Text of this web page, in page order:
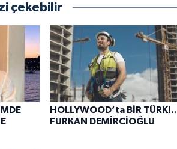
çekebilir
HOLLYWOOD’ta BİR TÜRK!..
FURKAN DEMİRCİOĞLU